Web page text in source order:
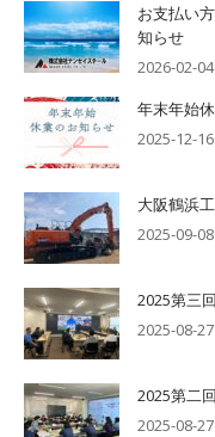
お支払い
知らせ
2026-02-04
年末年始
2025-12-16
大阪鶴浜
2025-09-08
2025第三
2025-08-27
2025第二
2025-08-27